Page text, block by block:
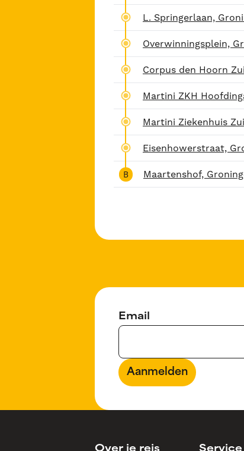
L. Springerlaan,
Overwinningsplein,
Corpus den Hoorn
Martini ZKH
Martini Ziekenhuis
Eisenhowerstraat,
B Maartenshof,
Email
Aanmelden
Over je reis Service